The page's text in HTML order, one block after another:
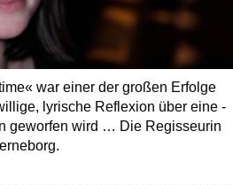
war einer der großen Erfolge
lyrische Reflexion über eine
geworfen wird … Die Regisseurin